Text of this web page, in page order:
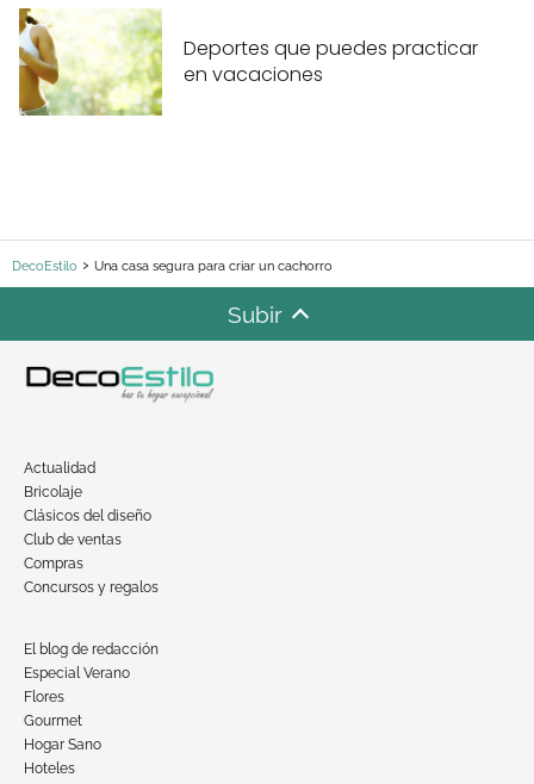
Deportes que puedes practicar
en vacaciones
DecoEstilo Una casa segura para criar un cachorro
Subir
Actualidad
Bricolaje
Clásicos del diseño
Club de ventas
Compras
Concursos y regalos
El blog de redacción
Especial Verano
Flores
Gourmet
Hogar Sano
Hoteles